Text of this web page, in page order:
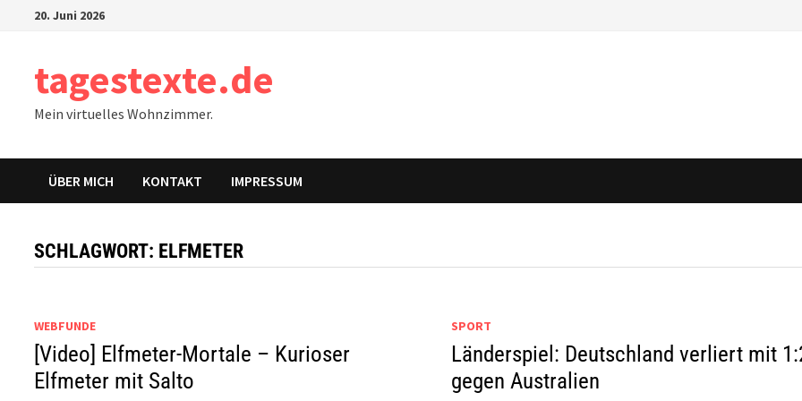
20. Juni 2026
tagestexte.de
Mein virtuelles Wohnzimmer.
ÜBER MICH KONTAKT IMPRESSUM
SCHLAGWORT: ELFMETER
WEBFUNDE
[Video] Elfmeter-Mortale – Kurioser
Elfmeter mit Salto
SPORT
Länderspiel: Deutschland verliert mit
gegen Australien